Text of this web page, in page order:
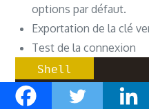
options par défaut.
Exportation de la clé
Test de la connexion
Shell
admin-